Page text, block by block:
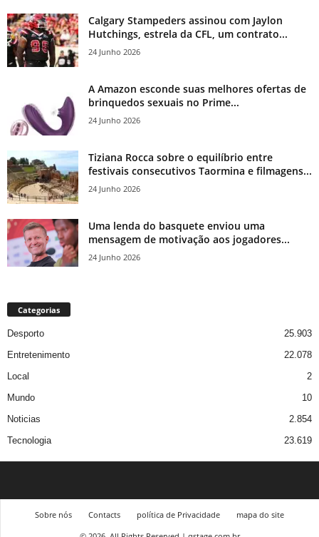
Calgary Stampeders assinou com Jaylon
Hutchings, estrela da CFL, um contrato...
24 Junho 2026
A Amazon esconde suas melhores ofertas de
brinquedos sexuais no Prime...
24 Junho 2026
Tiziana Rocca sobre o equilíbrio entre
festivais consecutivos Taormina e filmagens...
24 Junho 2026
Uma lenda do basquete enviou uma
mensagem de motivação aos jogadores...
24 Junho 2026
Categorias
Desporto
25.903
Entretenimento
22.078
Local
2
Mundo
10
Noticias
2.854
Tecnologia
23.619
Sobre nós Contacts política de Privacidade
mapa do site